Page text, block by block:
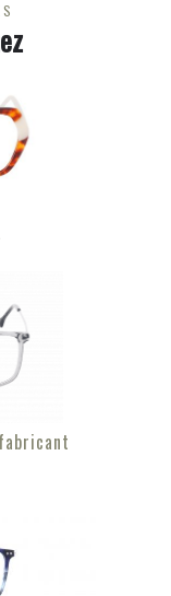
fabricant